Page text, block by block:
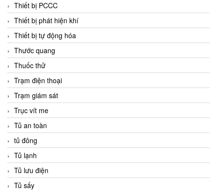
Thiết bị PCCC
Thiết bị phát hiện khí
Thiết bị tự động hóa
Thước quang
Thuốc thử
Trạm điện thoại
Trạm giám sát
Trục vít me
Tủ an toàn
tủ đông
Tủ lạnh
Tủ lưu điện
Tủ sấy